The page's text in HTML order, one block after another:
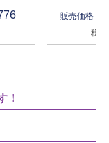
販売価格 ¥
税込
！